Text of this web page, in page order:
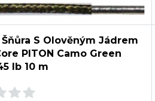
S Olověným Jádrem
PITON Camo Green
lb 10 m